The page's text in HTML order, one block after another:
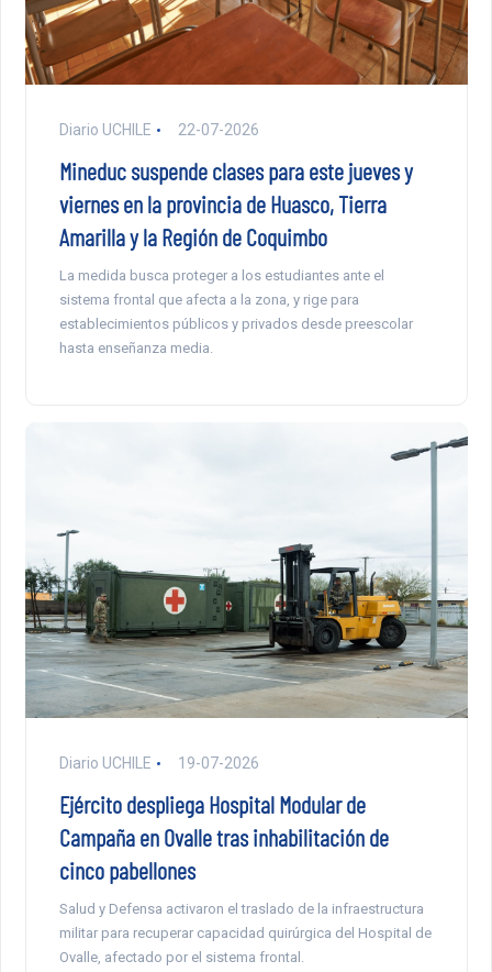
Diario UCHILE 22-07-2026
Mineduc suspende clases para este jueves y
viernes en la provincia de Huasco, Tierra
Amarilla y la Región de Coquimbo
La medida busca proteger a los estudiantes ante el
sistema frontal que afecta a la zona, y rige para
establecimientos públicos y privados desde preescolar
hasta enseñanza media.
Diario UCHILE 19-07-2026
Ejército despliega Hospital Modular de
Campaña en Ovalle tras inhabilitación de
cinco pabellones
Salud y Defensa activaron el traslado de la infraestructura
militar para recuperar capacidad quirúrgica del Hospital de
Ovalle, afectado por el sistema frontal.